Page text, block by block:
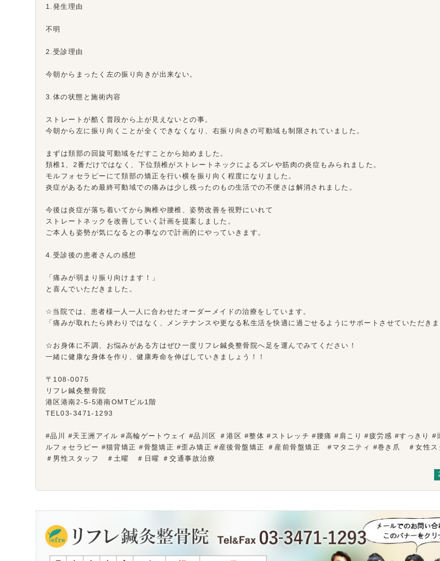
1.発生理由
不明
2.受診理由
今朝からまったく左の振り向きが出来ない。
3.体の状態と施術内容
ストレートが酷く普段から上が見えないとの事。
今朝から左に振り向くことが全くできなくなり、右振り向きの可動域も制限されていました。
まずは頚部の回旋可動域をだすことから始めました。
頚椎1、2番だけではなく、下位頚椎がストレートネックによるズレや筋肉の炎症もみられました。
モルフォセラピーにて頚部の矯正を行い横を振り向く程度になりました。
炎症があるため最終可動域での痛みは少し残ったのもの生活での不便さは解消されました。
今後は炎症が落ち着いてから胸椎や腰椎、姿勢改善を視野にいれて
ストレートネックを改善していく計画を提案しました。
ご本人も姿勢が気になるとの事なので計画的にやっていきます。
4.受診後の患者さんの感想
「痛みが弱まり振り向けます！」
と喜んでいただきました。
☆当院では、患者様一人一人に合わせたオーダーメイドの治療をしています。
「痛みが取れたら終わりではなく、メンテナンスや更なる私生活を快適に過ごせるようにサポートさせていただき
☆お身体に不調、お悩みがある方はぜひ一度リフレ鍼灸整骨院へ足を運んでみてください！
一緒に健康な身体を作り、健康寿命を伸ばしていきましょう！！
〒108-0075
リフレ鍼灸整骨院
港区港南2-5-5港南OMTビル1階
TEL03-3471-1293
#品川 #天王洲アイル #高輪ゲートウェイ #品川区 ＃港区 #整体 #ストレッチ #腰痛 #肩こり #疲労感 #すっきり #
ルフォセラピー #猫背矯正 #骨盤矯正 #歪み矯正 #産後骨盤矯正 ＃産前骨盤矯正 #マタニティ #巻き爪 ＃女性
＃男性スタッフ ＃土曜 ＃日曜 ＃交通事故治療